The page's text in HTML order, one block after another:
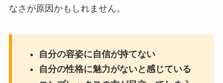
なさが原因かもしれません。
自分の容姿に自信が持てない
自分の性格に魅力がないと感じている